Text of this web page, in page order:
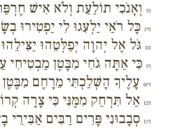
{ז} וְאָנֹכִי תוֹלַעַת וְלֹא אִישׁ
{ח} כָּל רֹאַי יַלְעִגוּ לִי יַפְטִירוּ
{ט} גֹּל אֶל יְהוָה יְפַלְּטֵהוּ
{י} כִּי אַתָּה גֹחִי מִבָּטֶן מַבְטִיחִי
{יא} עָלֶיךָ הָשְׁלַכְתִּי מֵרָחֶם
{יב} אַל תִּרְחַק מִמֶּנִּי כִּי צָרָה
{יג} סְבָבוּנִי פָּרִים רַבִּים אַבִּירֵי